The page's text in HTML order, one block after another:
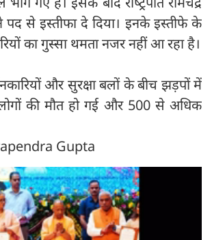
से इस्तीफा दे दिया। इनके इस्तीफे के
का गुस्सा थमता नजर नहीं आ रहा है।
और सुरक्षा बलों के बीच झड़पों में
की मौत हो गई और 500 से अधिक
Gupta